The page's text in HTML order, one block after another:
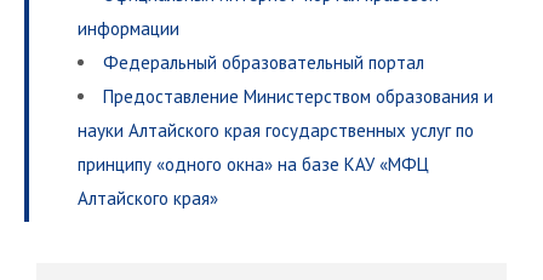
информации
Федеральный образовательный портал
Предоставление Министерством образования и
науки Алтайского края государственных услуг по
принципу «одного окна» на базе КАУ «МФЦ
Алтайского края»